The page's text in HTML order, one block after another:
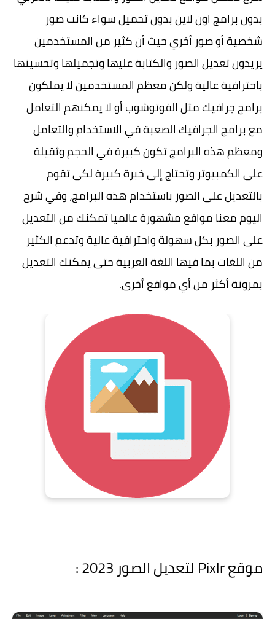
بدون برامج اون لاين بدون تحميل سواء كانت صور
شخصية أو صور أخري حيث أن كثير من المستخدمين
يريدون تعديل الصور والكتابة عليها وتجميلها وتحسينها
باحترافية عالية ولكن معظم المستخدمين لا يملكون
برامج جرافيك مثل الفوتوشوب أو لا يمكنهم التعامل
مع برامج الجرافيك الصعبة في الاستخدام والتعامل
ومعظم هذه البرامج تكون كبيرة في الحجم وثقيلة
على الكمبيوتر وتحتاج إلى خبرة كبيرة لكى تقوم
بالتعديل على الصور باستخدام هذه البرامج، وفي شرح
اليوم معنا مواقع مشهورة عالميا تمكنك من التعديل
على الصور بكل سهولة واحترافية عالية وتدعم الكثير
من اللغات بما فيها اللغة العربية حتى يمكنك التعديل
بمرونة أكثر من أي مواقع أخرى.
موقع Pixlr لتعديل الصور 2023 :